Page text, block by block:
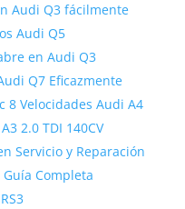
Audi Q3 fácilmente
Audi Q5
en Audi Q3
Q7 Eficazmente
Velocidades Audi A4
2.0 TDI 140CV
Servicio y Reparación
Completa